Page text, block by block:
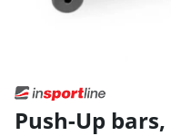
Push-Up bars,